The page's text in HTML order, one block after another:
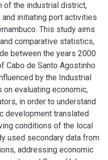
of the industrial district,
initiating port activities
This study aims
comparative statistics,
between the years 2000
Cabo de Santo Agostinho
by the Industrial
evaluating economic,
in order to understand
development translated
conditions of the local
used secondary data from
addressing economic